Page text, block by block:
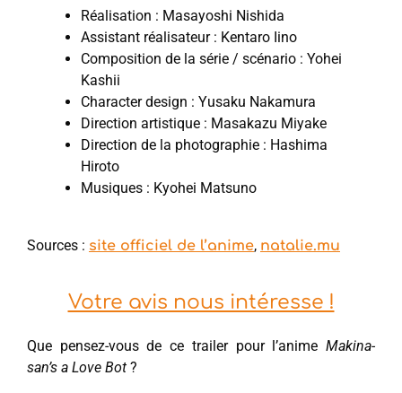
Réalisation : Masayoshi Nishida
Assistant réalisateur : Kentaro Iino
Composition de la série / scénario : Yohei
Kashii
Character design : Yusaku Nakamura
Direction artistique : Masakazu Miyake
Direction de la photographie : Hashima
Hiroto
Musiques : Kyohei Matsuno
Sources : site officiel de l’anime, natalie.mu
Votre avis nous intéresse !
Que pensez-vous de ce trailer pour l’anime Makina-
san’s a Love Bot ?